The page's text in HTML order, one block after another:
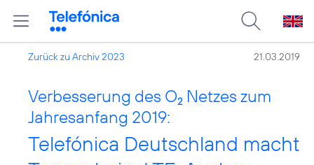
Zurück zu Archiv 2023 21.03.2019
Verbesserung des O2 Netzes zum
Jahresanfang 2019:
Telefónica Deutschland macht